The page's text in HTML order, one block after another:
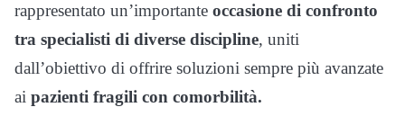
rappresentato un’importante occasione di confronto
tra specialisti di diverse discipline, uniti
dall’obiettivo di offrire soluzioni sempre più avanzate
ai pazienti fragili con comorbilità.